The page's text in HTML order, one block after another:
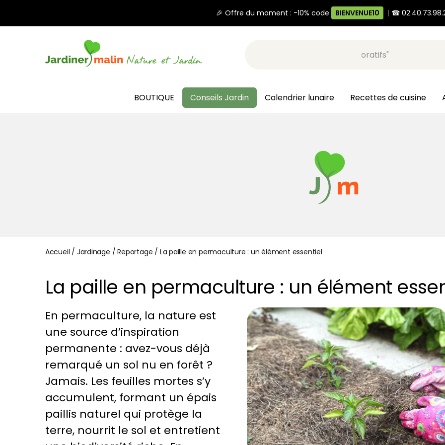
🎉 Offre du moment : -10% code BIENVENUE10 | ☎
Recherche, ex: "pots décoratifs"
BOUTIQUE Conseils Jardin Calendrier lunaire Recettes de cuisine
Accueil / Jardinage /Reportage / La paille en permaculture : un élément essentiel
La paille en permaculture : un élément
En permaculture, la nature est
une source d’inspiration
permanente : avez-vous déjà
remarqué un sol nu en forêt ?
Jamais. Les feuilles mortes s’y
accumulent, formant un épais
paillis naturel qui protège la
terre, nourrit le sol et entretient